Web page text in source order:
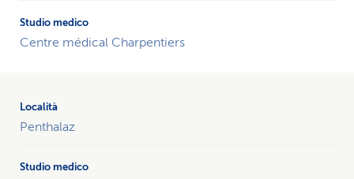
Centre médical Charpentiers
Penthalaz